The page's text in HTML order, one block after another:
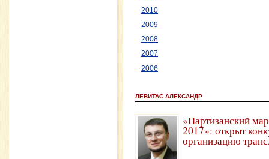
2010
2009
2008
2007
2006
ЛЕВИТАС АЛЕКСАНДР
«Партизанский
2017»: открыт
организацию